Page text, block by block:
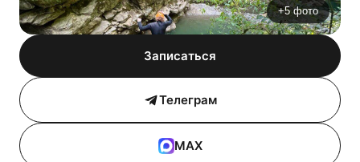
Записаться
Телеграм
MAX
+5 фото